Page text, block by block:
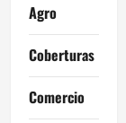
Agro
Coberturas
Comercio